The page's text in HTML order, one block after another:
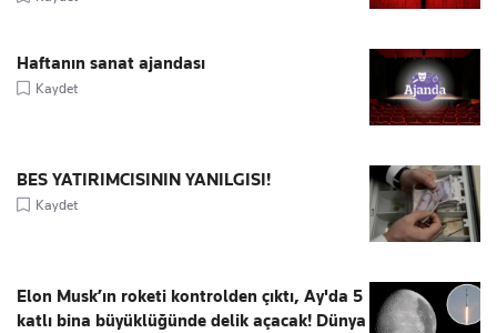
Haftanın sanat ajandası
Kaydet
BES YATIRIMCISININ YANILGISI!
Kaydet
Elon Musk’ın roketi kontrolden çıktı, Ay'da 5
katlı bina büyüklüğünde delik açacak! Dünya